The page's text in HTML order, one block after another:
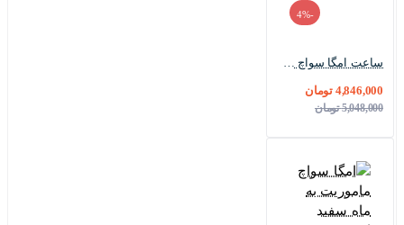
-4%
ساعت امگا سواچ ماموریت به ماه مشکی اسنوپی Omega-7641-U
4,846,000 تومان
5,048,000 تومان